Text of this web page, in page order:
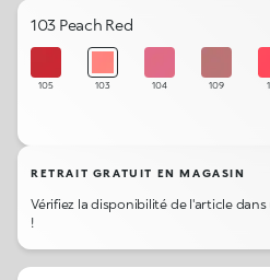
103 Peach Red
105 103 104 109
RETRAIT GRATUIT EN MAGASIN
Vérifiez la disponibilité de l'article
!